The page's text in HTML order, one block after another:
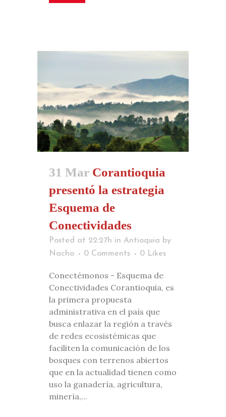
31 Mar Corantioquia
presentó la estrategia
Esquema de
Conectividades
Posted at 22:27h in Antioquia by
Nacho
0 Comments 0 Likes
Conectémonos - Esquema de
Conectividades Corantioquia, es
la primera propuesta
administrativa en el país que
busca enlazar la región a través
de redes ecosistémicas que
faciliten la comunicación de los
bosques con terrenos abiertos
que en la actualidad tienen como
uso la ganadería, agricultura,
minería,...